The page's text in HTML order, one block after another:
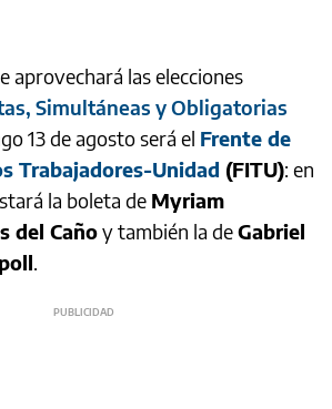
aprovechará las elecciones
Simultáneas y Obligatorias
13 de agosto será el Frente de
Trabajadores-Unidad (FITU): en
la boleta de Myriam
del Cañoy también la deGabriel
.